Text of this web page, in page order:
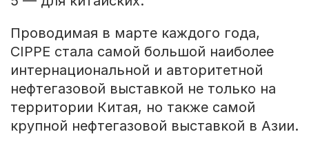
Проводимая в марте каждого года,
CIPPE стала самой большой наиболее
интернациональной и авторитетной
нефтегазовой выставкой не только на
территории Китая, но также самой
крупной нефтегазовой выставкой в Азии.